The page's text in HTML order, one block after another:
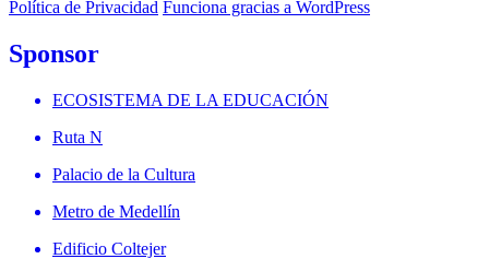
Política de Privacidad Funciona gracias a WordPress
Sponsor
ECOSISTEMA DE LA EDUCACIÓN
Ruta N
Palacio de la Cultura
Metro de Medellín
Edificio Coltejer